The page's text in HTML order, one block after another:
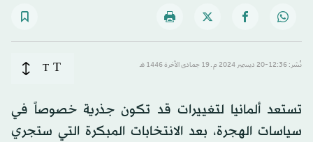
نُشر: 12:36-20 ديسمبر 2024 م ـ 19 جمادى الآخرة 1446 هـ T
T
تستعد ألمانيا لتغييرات قد تكون جذرية خصوصاً في
سياسات الهجرة، بعد الانتخابات المبكرة التي ستجري